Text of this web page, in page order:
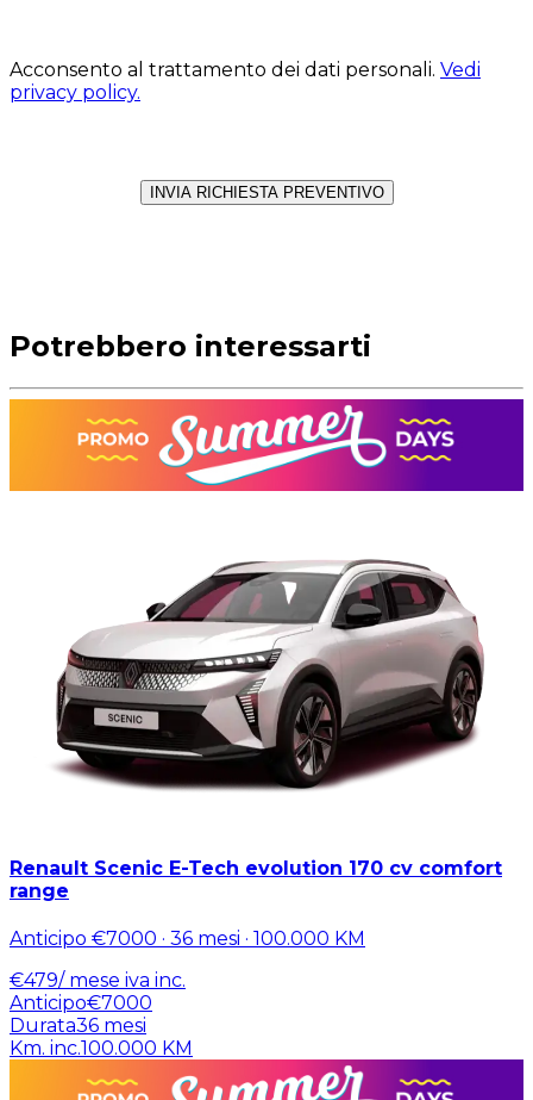
Acconsento al trattamento dei dati personali. Vedi
privacy policy.
INVIA RICHIESTA PREVENTIVO
Potrebbero interessarti
Renault Scenic E-Tech evolution 170 cv comfort
range
Anticipo €7000 · 36 mesi · 100.000 KM
€479/ mese iva inc.
Anticipo€7000
Durata36 mesi
Km. inc.100.000 KM